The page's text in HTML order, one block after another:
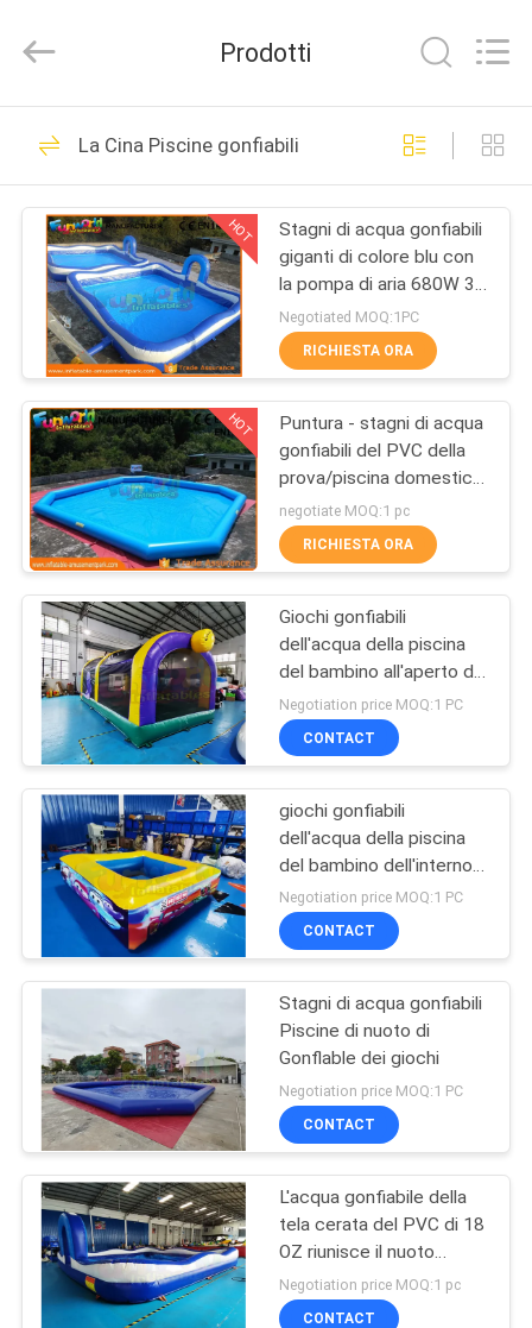
CASA
PRODOTTI
VIDEO
CIRCA
NOI
GIRO
DELLA
FABBRICA
CONTROLLO
QUALITÀ
COMPANY
NEWS
MAPPA
SITO
PRIVACY
POLICY
Inflatables
Limited.
Reserved.
parco divertimenti
gonfiabile
64
Commerciale
castelli gonfiabili
157
Scorrevole
gonfiabile dei
buttafuori
242
Scivolo gonfiabile
commerciale
198
all&#39;aperto
scivoli gonfiabili
192
Prodotti
La Cina Piscine gonfiabili
HOT
Stagni di acqua gonfiabili
giganti di colore blu con
la pompa di aria 680W 3
anni di garanzia
Negotiated MOQ:1PC
RICHIESTA ORA
HOT
Puntura - stagni di acqua
gonfiabili del PVC della
prova/piscina domestica
di esplosione dell'iarda
negotiate MOQ:1 pc
RICHIESTA ORA
Giochi gonfiabili
dell'acqua della piscina
del bambino all'aperto del
cortile
Negotiation price MOQ:1 PC
CONTACT
giochi gonfiabili
dell'acqua della piscina
del bambino dell'interno
1000D
Negotiation price MOQ:1 PC
CONTACT
Stagni di acqua gonfiabili
Piscine di nuoto di
Gonflable dei giochi
Negotiation price MOQ:1 PC
CONTACT
L'acqua gonfiabile della
tela cerata del PVC di 18
OZ riunisce il nuoto
adulto
Negotiation price MOQ:1 pc
CONTACT